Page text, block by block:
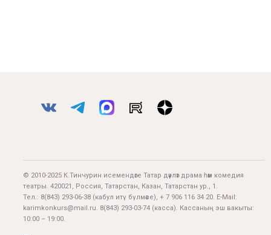
© 2010-2025 К.Тинчурин исемендәге Татар дәүләт драма һәм комедия
театры. 420021, Россия, Татарстан, Казан, Татарстан ур., 1.
Тел.: 8(843) 293-06-38 (кабул итү бүлмәсе), + 7 906 116 34 20. E-Mail:
karimkonkurs@mail.ru. 8(843) 293-03-74 (касса). Кассаның эш вакыты:
10:00 – 19:00.